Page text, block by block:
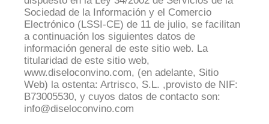
Sociedad de la Información y el Comercio
Electrónico (LSSI-CE) de 11 de julio, se facilitan
a continuación los siguientes datos de
información general de este sitio web. La
titularidad de este sitio web,
www.diseloconvino.com, (en adelante, Sitio
Web) la ostenta: Artrisco, S.L. ,provisto de NIF:
B73005530, y cuyos datos de contacto son:
info@diseloconvino.com